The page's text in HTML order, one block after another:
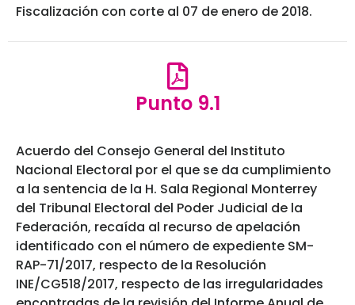
Fiscalización con corte al 07 de enero de 2018.
Punto 9.1
Acuerdo del Consejo General del Instituto
Nacional Electoral por el que se da cumplimiento
a la sentencia de la H. Sala Regional Monterrey
del Tribunal Electoral del Poder Judicial de la
Federación, recaída al recurso de apelación
identificado con el número de expediente SM-
RAP-71/2017, respecto de la Resolución
INE/CG518/2017, respecto de las irregularidades